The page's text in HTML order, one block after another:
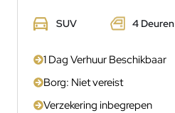
SUV 4 Deuren
1 Dag Verhuur Beschikbaar
Borg: Niet vereist
Verzekering inbegrepen